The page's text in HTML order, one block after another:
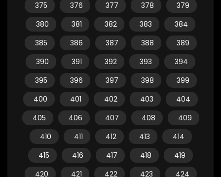
375
376 377 378
379
380
381 382 383
384
385
386 387 388
389
390
391 392 393
394
395
396 397 398
399
400
401 402 403
404
405
406 407 408
409
410
411 412 413
414
415
416 417 418
419
420
421 422 423 424